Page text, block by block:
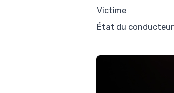
Victime
État du conducteur